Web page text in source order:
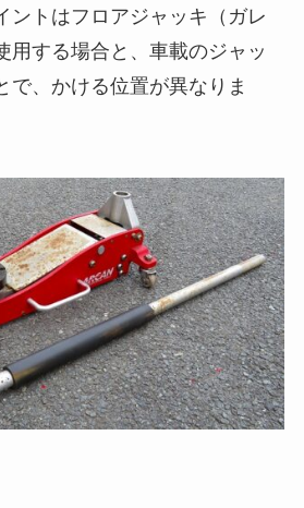
ントはフロアジャッキ（ガレ
用する場合と、車載のジャッ
で、かける位置が異なりま